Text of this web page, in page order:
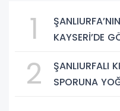
1
KAYSERİ’DE
2
ŞANLIURFALI
SPORUNA